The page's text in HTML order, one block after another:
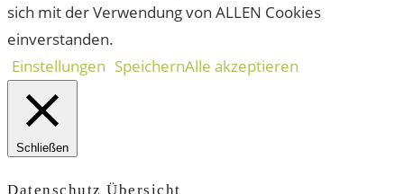
sich mit der Verwendung von ALLEN Cookies
einverstanden.
Einstellungen SpeichernAlle akzeptieren
Schließen
Datenschutz Übersicht